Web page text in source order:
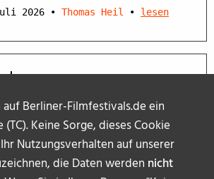
Berliner-Filmfestivals.de ein
Keine Sorge, dieses Cookie
Nutzungsverhalten auf unserer
die Daten werden nicht
2026 • Thomas Heil • lesen